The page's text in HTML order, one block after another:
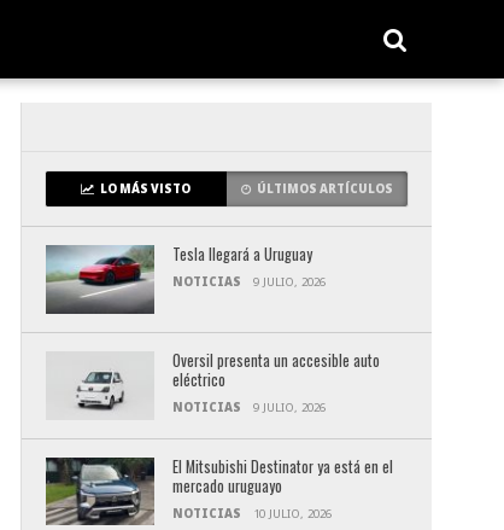
LO MÁS VISTO ÚLTIMOS ARTÍCULOS
Tesla llegará a Uruguay
NOTICIAS 9 JULIO, 2026
Oversil presenta un accesible auto
eléctrico
NOTICIAS 9 JULIO, 2026
El Mitsubishi Destinator ya está en el
mercado uruguayo
NOTICIAS 10 JULIO, 2026